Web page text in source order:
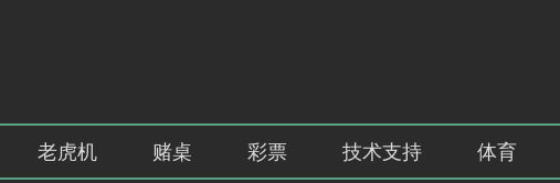
老虎机 赌桌 彩票 技术支持 体育